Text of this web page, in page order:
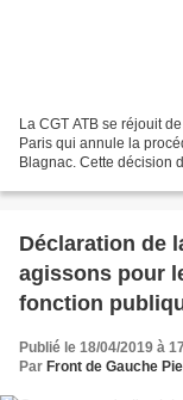
La CGT ATB se réjouit
Paris qui annule la
Blagnac. Cette décision
Déclaration de
agissons pour
fonction
Publié le 18/04/2019 à
Par Front de Gauche